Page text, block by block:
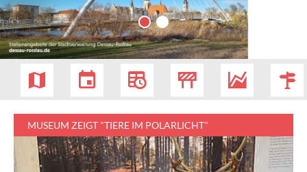
MUSEUM ZEIGT "TIERE IM POLARLICHT"